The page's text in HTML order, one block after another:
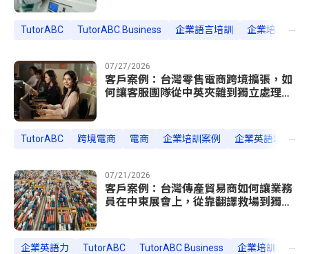
TutorABC TutorABC Business 企業語言培訓 企業培訓案例
...
07/27/2026
客戶案例：台灣零售電商跨境擴張，如
何讓客服團隊從中英夾雜到獨立處理海
TutorABC 跨境電商 電商 企業培訓案例 企業英語培訓...
07/21/2026
客戶案例：台灣傳產貿易商如何讓業務
員在中東展會上，從靠翻譯救場到獨立
企業英語力 TutorABC TutorABC Business 企業培訓案例
...